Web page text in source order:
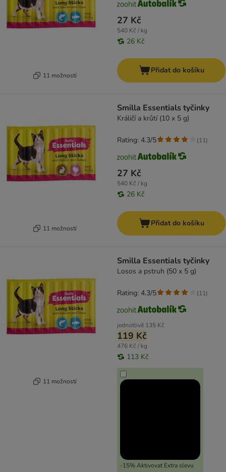
11 možností
27 Kč
540 Kč / kg
26 Kč
Přidat do košíku
11 možností
Smilla Essentials tyčinky
Králičí a krůtí (10 x 5 g)
27 Kč
540 Kč / kg
26 Kč
Rating: 4.3/5 (11)
Přidat do košíku
11 možností
Smilla Essentials tyčinky
Losos a pstruh (50 x 5 g)
jednotlivě 135 Kč
119 Kč
476 Kč / kg
113 Kč
-15% Aktivovat Extra slevu
Rating: 4.3/5 (11)